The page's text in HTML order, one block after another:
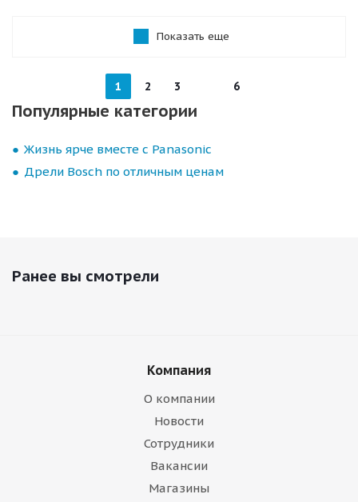
Показать еще
1 2 3 6
Популярные категории
Жизнь ярче вместе с Panasonic
Дрели Bosch по отличным ценам
Ранее вы смотрели
Компания
О компании
Новости
Сотрудники
Вакансии
Магазины